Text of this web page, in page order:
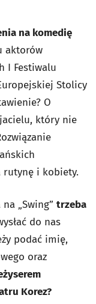
na komedię
aktorów
I Festiwalu
Stolicy
O
który nie
rutynę i kobiety.
„Swing” trzeba
do nas
podać imię,
oraz
Korez?